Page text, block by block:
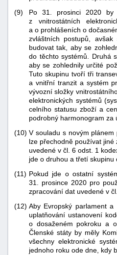
(9)
Po 31. prosinci 2020 by
z vnitrostátních
a o prohlášeních o
zvláštních postupů,
budovat tak, aby se
do těchto systémů. Druhá
aby se zohlednily určité
Tuto skupinu tvoří tři
a vnitřní tranzit a systém
vývozní složky
elektronických systémů
celního statusu zboží a
podrobný harmonogram za
(10) V souladu s novým
lze přechodně používat
uvedené v čl. 6 odst. 1
jde o druhou a třetí skupinu
(11) Pokud jde o ostatní
31. prosince 2020 pro
zpracování dat uvedené v
(12) Aby Evropský parlament
uplatňování ustanovení
o dosaženém pokroku a
Členské státy by měly
všechny elektronické
jednoho roku ode dne, kdy